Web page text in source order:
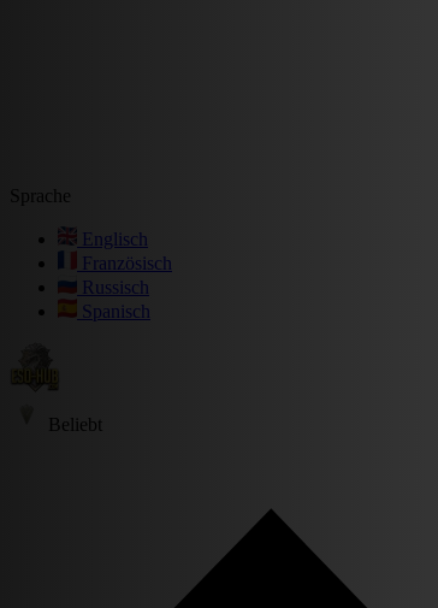
Sprache
Englisch
Französisch
Russisch
Spanisch
Beliebt